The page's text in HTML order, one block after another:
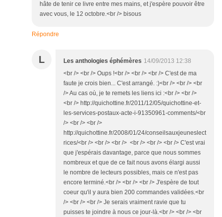
hâte de tenir ce livre entre mes mains, et j'espère pouvoir être
avec vous, le 12 octobre.<br /> bisous
Répondre
L Les anthologies éphémères 14/09/2013 12:38
<br /> <br /> Oups !<br /> <br /> <br /> C'est de ma
faute je crois bien... C'est arrangé. :)<br /> <br /> <br
/> Au cas où, je te remets les liens ici :<br /> <br />
<br /> http://quichottine.fr/2011/12/05/quichottine-et-
les-services-postaux-acte-i-91350961-comments/<br
/> <br /> <br />
http://quichottine.fr/2008/01/24/conseilsauxjeuneslect
rices/<br /> <br /> <br /> <br /> <br /> <br /> C'est vrai
que j'espérais davantage, parce que nous sommes
nombreux et que de ce fait nous avons élargi aussi
le nombre de lecteurs possibles, mais ce n'est pas
encore terminé.<br /> <br /> <br /> J'espère de tout
coeur qu'il y aura bien 200 commandes validées.<br
/> <br /> <br /> Je serais vraiment ravie que tu
puisses te joindre à nous ce jour-là.<br /> <br /> <br